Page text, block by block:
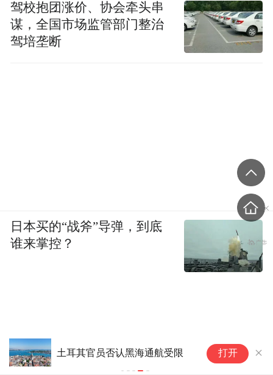
打开
驾校抱团涨价、协会牵头串
谋，全国市场监管部门整治
驾培垄断
日本买的“战斧”导弹，到底
谁来掌控？